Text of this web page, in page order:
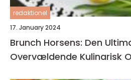
redaktionel
17. January 2024
Brunch Horsens: Den
Overvældende Kulinarisk